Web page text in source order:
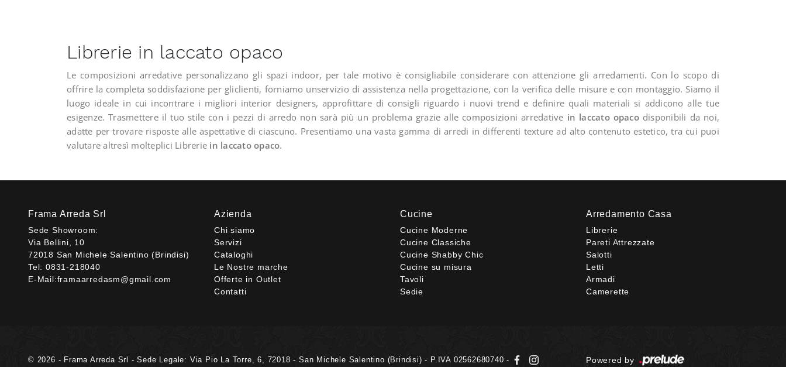
Librerie in laccato opaco
Le composizioni arredative personalizzano gli spazi indoor, per tale motivo è consigliabile considerare con attenzione gli arredamenti. Con lo scopo di
offrire la completa soddisfazione per gliclienti, forniamo unservizio di assistenza nella progettazione, con la verifica delle misure e con montaggio. Siamo il
luogo ideale in cui incontrare i migliori interior designers, approfittare di consigli riguardo i nuovi trend e definire quali materiali si addicono alle tue
esigenze. Trasmettere il tuo stile con i pezzi di arredo non sarà più un problema grazie alle composizioni arredative in laccato opacodisponibili da noi,
adatte per trovare risposte alle aspettative di ciascuno. Presentiamo una vasta gamma di arredi in differenti texture ad alto contenuto estetico, tra cui puoi
valutare altresì molteplici Librerie in laccato opaco.
Frama Arreda Srl
Sede Showroom:
Via Bellini, 10
72018 San Michele Salentino (Brindisi)
Tel: 0831-218040
E-Mail:framaarredasm@gmail.com
Azienda
Chi siamo
Servizi
Cataloghi
Le Nostre marche
Offerte in Outlet
Contatti
Cucine
Cucine Moderne
Cucine Classiche
Cucine Shabby Chic
Cucine su misura
Tavoli
Sedie
Arredamento Casa
Librerie
Pareti Attrezzate
Salotti
Letti
Armadi
Camerette
© 2026 - Frama Arreda Srl - Sede Legale: Via Pio La Torre, 6, 72018 - San Michele Salentino (Brindisi) - P.IVA 02562680740 - Powered by